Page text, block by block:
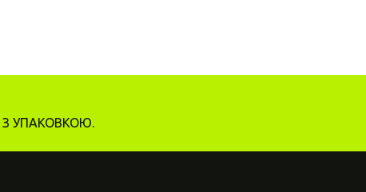
УПАКОВКОЮ.